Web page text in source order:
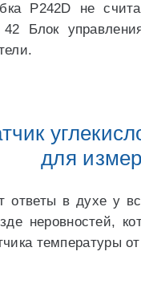
P242D не
Блок
для
ответы в духе у
неровностей,
температуры